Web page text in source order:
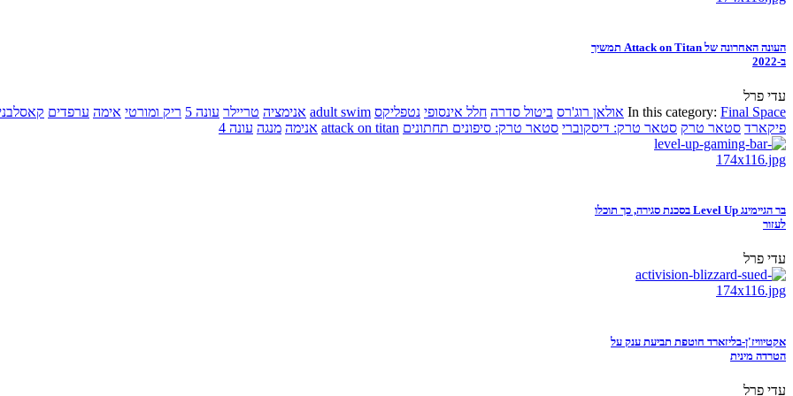
העונה האחרונה של Attack on Titan תמשיך
ב-2022
עדי פרל
In this category: Final Space אולאן רוג'רס ביטול סדרה חלל אינסופי נטפליקס adult swim אנימציה טריילר עונה 5 ריק ומורטי אימה ערפדים
פיקארד סטאר טרק סטאר טרק: דיסקוברי סטאר טרק: סיפונים תחתונים attack on titan אנימה מנגה עונה 4
בר הגיימינג Level Up בסכנת סגירה, כך תוכלו
לעזור
עדי פרל
אקטיוויז'ן-בליזארד חוטפת תביעת ענק על
הטרדה מינית
עדי פרל